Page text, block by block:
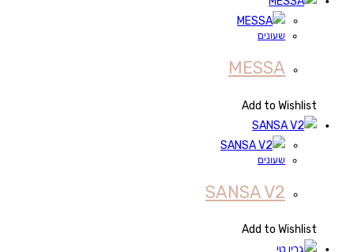
שעונים
MESSA
Add to Wishlist
שעונים
SANSA V2
Add to Wishlist